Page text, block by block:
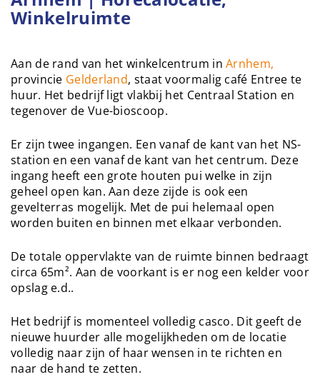
Winkelruimte
Aan de rand van het winkelcentrum inArnhem,
provincie Gelderland, staat voormalig café Entree te
huur. Het bedrijf ligt vlakbij het Centraal Station en
tegenover de Vue-bioscoop.
Er zijn twee ingangen. Een vanaf de kant van het NS-
station en een vanaf de kant van het centrum. Deze
ingang heeft een grote houten pui welke in zijn
geheel open kan. Aan deze zijde is ook een
gevelterras mogelijk. Met de pui helemaal open
worden buiten en binnen met elkaar verbonden.
De totale oppervlakte van de ruimte binnen bedraagt
circa 65m². Aan de voorkant is er nog een kelder voor
opslag e.d..
Het bedrijf is momenteel volledig casco. Dit geeft de
nieuwe huurder alle mogelijkheden om de locatie
volledig naar zijn of haar wensen in te richten en
naar de hand te zetten.